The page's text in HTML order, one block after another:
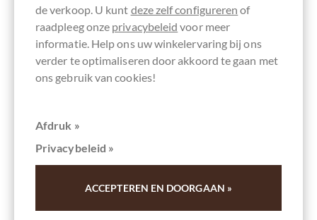
Chocolade uit Tanzania 🇹🇿
Chocolade uit Tsjechië 🇨🇿
de verkoop. U kunt deze zelf configureren of
raadpleeg onze privacybeleid voor meer
informatie. Help ons uw winkelervaring bij ons
verder te optimaliseren door akkoord te gaan met
ons gebruik van cookies!
Afdruk »
Privacybeleid »
ACCEPTEREN EN DOORGAAN »